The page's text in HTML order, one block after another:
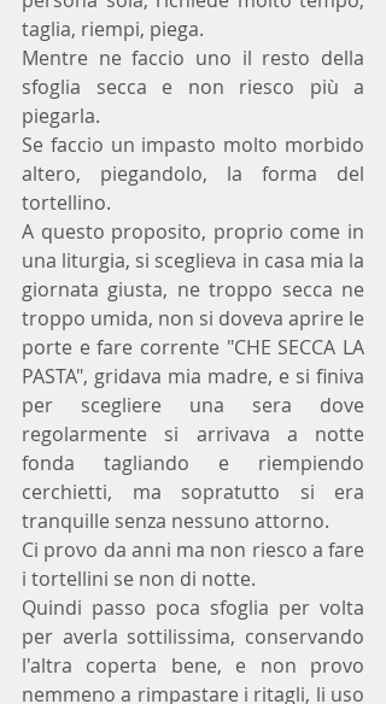
taglia, riempi, piega.
Mentre ne faccio uno il resto della
sfoglia secca e non riesco più a
piegarla.
Se faccio un impasto molto morbido
altero, piegandolo, la forma del
tortellino.
A questo proposito, proprio come in
una liturgia, si sceglieva in casa mia la
giornata giusta, ne troppo secca ne
troppo umida, non si doveva aprire le
porte e fare corrente "CHE SECCA LA
PASTA", gridava mia madre, e si finiva
per scegliere una sera dove
regolarmente si arrivava a notte
fonda tagliando e riempiendo
cerchietti, ma sopratutto si era
tranquille senza nessuno attorno.
Ci provo da anni ma non riesco a fare
i tortellini se non di notte.
Quindi passo poca sfoglia per volta
per averla sottilissima, conservando
l'altra coperta bene, e non provo
nemmeno a rimpastare i ritagli, li uso